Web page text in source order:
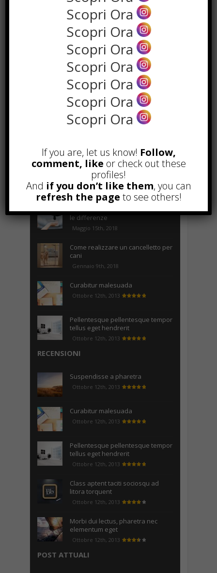
POPOLARI
A&R nel Business Music: tutto
quello che c’è da sapere!
Agosto 27th, 2017
Noleggio a breve e lungo termine,
le differenze
Maggio 15th, 2018
Come realizzare un cancelletto per
cani
Gennaio 9th, 2018
Curabitur malesuada
Ottobre 12th, 2013
Pellentesque pellentesque tempor
tellus eget hendrerit
Ottobre 12th, 2013
RECENSIONI
Suspendisse a pharetra
Ottobre 12th, 2013
Curabitur malesuada
Ottobre 12th, 2013
Pellentesque pellentesque tempor
tellus eget hendrerit
Ottobre 12th, 2013
Class aptent taciti sociosqu ad
litora torquent
Ottobre 12th, 2013
Morbi dui lectus, pharetra nec
elementum eget
Ottobre 12th, 2013
POST ATTUALI
Scopri Ora
Scopri Ora
Scopri Ora
Scopri Ora
Scopri Ora
Scopri Ora
Scopri Ora
If you are, let us know! Follow,
comment, like or check out these
profiles!
And if you don’t like them, you can
refresh the page to see others!